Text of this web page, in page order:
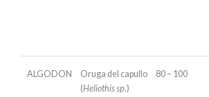
ALGODON
Oruga del capullo
(Heliothis sp.)
80 – 100